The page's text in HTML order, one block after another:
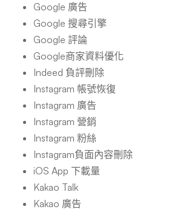
Google 廣告
Google 搜尋引擎
Google 評論
Google商家資料優化
Indeed 負評刪除
Instagram 帳號恢復
Instagram 廣告
Instagram 營銷
Instagram 粉絲
Instagram負面內容刪除
iOS App 下載量
Kakao Talk
Kakao 廣告